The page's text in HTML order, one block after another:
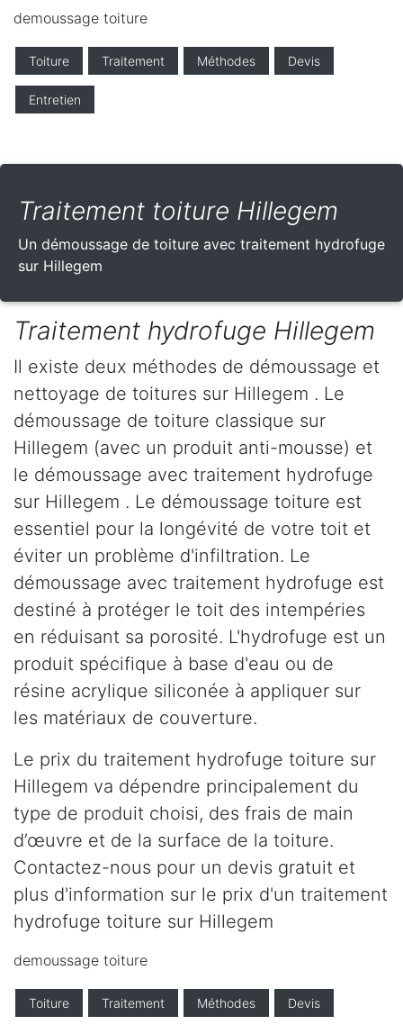
demoussage toiture
Toiture Traitement Méthodes Devis
Entretien
Traitement toiture Hillegem
Un démoussage de toiture avec traitement hydrofuge
sur Hillegem
Traitement hydrofuge Hillegem
Il existe deux méthodes de démoussage et
nettoyage de toitures sur Hillegem . Le
démoussage de toiture classique sur
Hillegem (avec un produit anti-mousse) et
le démoussage avec traitement hydrofuge
sur Hillegem . Le démoussage toiture est
essentiel pour la longévité de votre toit et
éviter un problème d'infiltration. Le
démoussage avec traitement hydrofuge est
destiné à protéger le toit des intempéries
en réduisant sa porosité. L'hydrofuge est un
produit spécifique à base d'eau ou de
résine acrylique siliconée à appliquer sur
les matériaux de couverture.
Le prix du traitement hydrofuge toiture sur
Hillegem va dépendre principalement du
type de produit choisi, des frais de main
d’œuvre et de la surface de la toiture.
Contactez-nous pour un devis gratuit et
plus d'information sur le prix d'un traitement
hydrofuge toiture sur Hillegem
demoussage toiture
Toiture Traitement Méthodes Devis